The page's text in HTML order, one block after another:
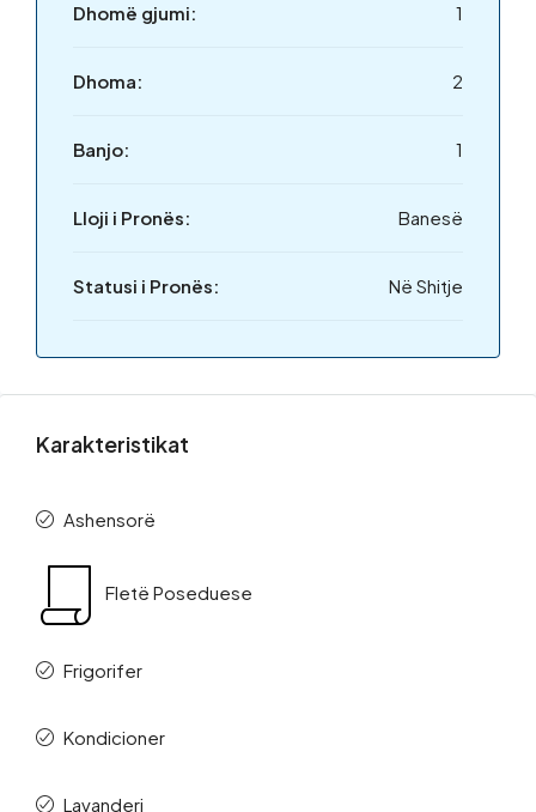
Dhomë gjumi: 1
Dhoma: 2
Banjo: 1
Lloji i Pronës: Banesë
Statusi i Pronës: Në Shitje
Karakteristikat
Ashensorë
Fletë Poseduese
Frigorifer
Kondicioner
Lavanderi